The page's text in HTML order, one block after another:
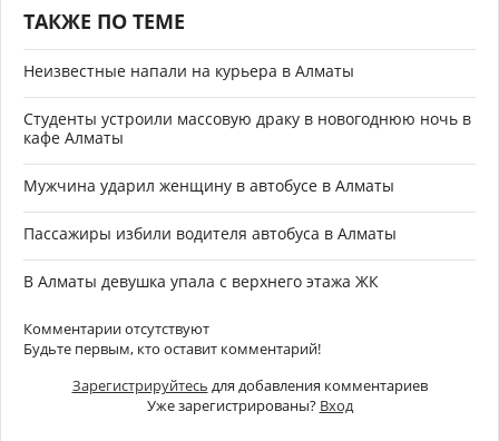
ТАКЖЕ ПО ТЕМЕ
Неизвестные напали на курьера в Алматы
Студенты устроили массовую драку в новогоднюю ночь в
кафе Алматы
Мужчина ударил женщину в автобусе в Алматы
Пассажиры избили водителя автобуса в Алматы
В Алматы девушка упала с верхнего этажа ЖК
Комментарии отсутствуют
Будьте первым, кто оставит комментарий!
Зарегистрируйтесь для добавления комментариев
Уже зарегистрированы? Вход